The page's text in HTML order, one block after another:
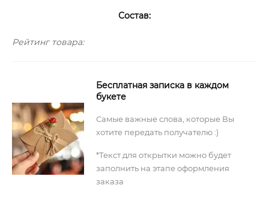
Состав:
Рейтинг товара:
Бесплатная записка в каждом
букете
Самые важные слова, которые Вы
хотите передать получателю :)
*Текст для открытки можно будет
заполнить на этапе оформления
заказа